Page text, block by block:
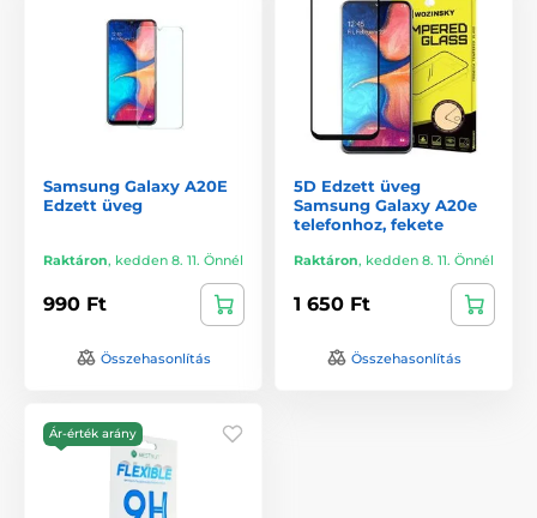
Samsung Galaxy A20E
Edzett üveg
Raktáron, kedden 8. 11. Önnél
990 Ft
Összehasonlítás
5D Edzett üveg
Samsung Galaxy A20e
telefonhoz, fekete
Raktáron, kedden 8. 11. Önnél
1 650 Ft
Összehasonlítás
Ár-érték arány